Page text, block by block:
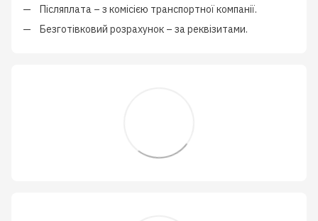
Післяплата – з комісією транспортної компанії.
Безготівковий розрахунок – за реквізитами.